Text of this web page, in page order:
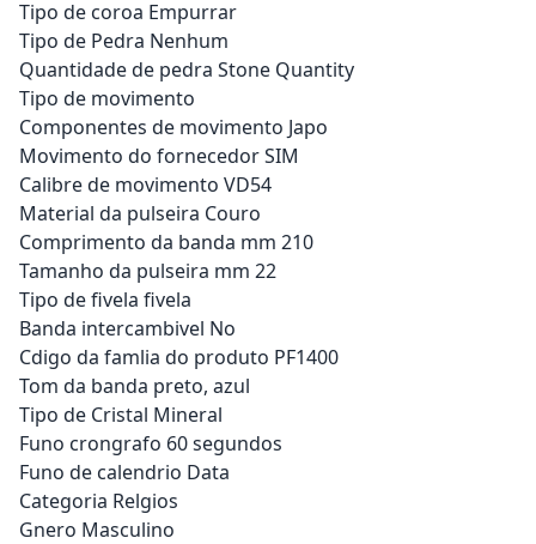
Tipo de coroa Empurrar
Tipo de Pedra Nenhum
Quantidade de pedra Stone Quantity
Tipo de movimento
Componentes de movimento Japo
Movimento do fornecedor SIM
Calibre de movimento VD54
Material da pulseira Couro
Comprimento da banda mm 210
Tamanho da pulseira mm 22
Tipo de fivela fivela
Banda intercambivel No
Cdigo da famlia do produto PF1400
Tom da banda preto, azul
Tipo de Cristal Mineral
Funo crongrafo 60 segundos
Funo de calendrio Data
Categoria Relgios
Gnero Masculino